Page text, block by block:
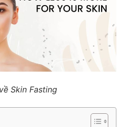
Skin Fasting